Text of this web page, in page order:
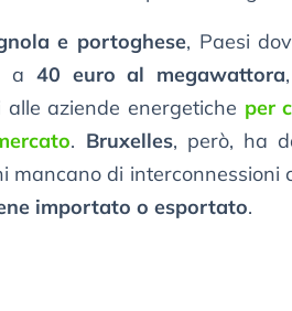
e portoghese, Paesi
a 40 euro al megawattora
aziende energetiche per
. Bruxelles, però, ha
mancano di interconnessioni
importato o esportato.